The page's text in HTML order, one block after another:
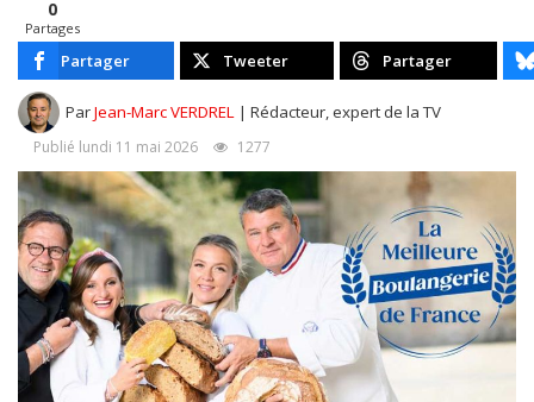
0
Partages
Partager Tweeter Partager
ParJean-Marc VERDREL | Rédacteur, expert de la TV
Publié lundi 11 mai 2026 1277